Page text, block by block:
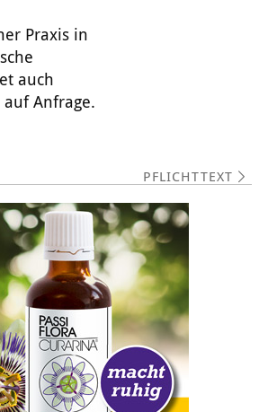
Praxis in
auch
Anfrage.
PFLICHTTEXT